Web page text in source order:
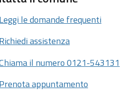
le domande frequenti
assistenza
il numero 0121-543131
appuntamento